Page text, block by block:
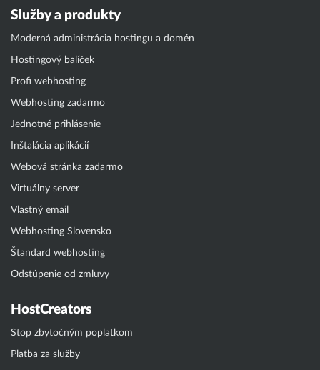
Služby a produkty
Moderná administrácia hostingu a domén
Hostingový balíček
Profi webhosting
Webhosting zadarmo
Jednotné prihlásenie
Inštalácia aplikácií
Webová stránka zadarmo
Virtuálny server
Vlastný email
Webhosting Slovensko
Štandard webhosting
Odstúpenie od zmluvy
HostCreators
Stop zbytočným poplatkom
Platba za služby